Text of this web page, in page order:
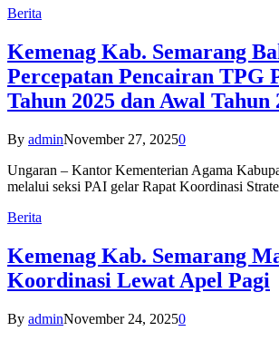
Berita
Kemenag Kab. Semarang
Percepatan Pencairan TPG
Tahun 2025 dan Awal Tahun
By adminNovember 27, 20250
Ungaran – Kantor Kementerian Agama
melalui seksi PAI gelar Rapat Koordinasi
Berita
Kemenag Kab. Semarang
Koordinasi Lewat Apel Pagi
By adminNovember 24, 20250